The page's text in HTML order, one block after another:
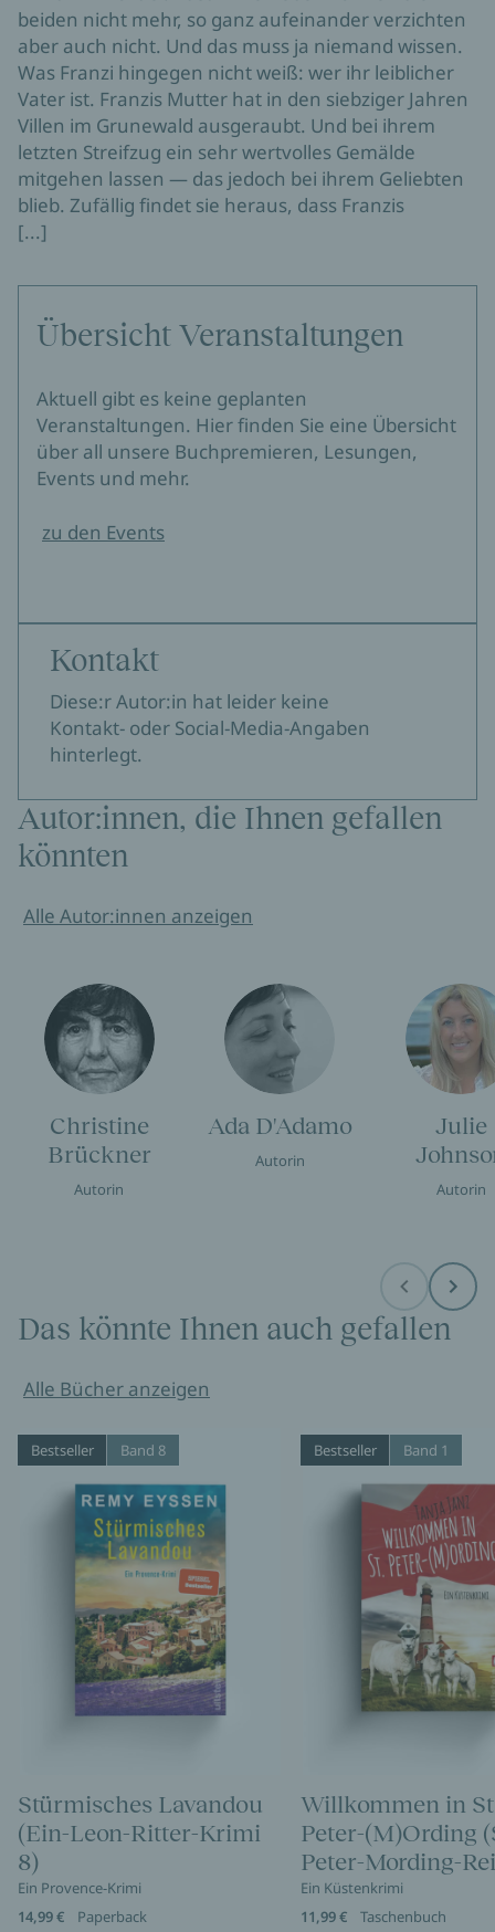
beiden nicht mehr, so ganz aufeinander verzichten
aber auch nicht. Und das muss ja niemand wissen.
Was Franzi hingegen nicht weiß: wer ihr leiblicher
Vater ist. Franzis Mutter hat in den siebziger Jahren
Villen im Grunewald ausgeraubt. Und bei ihrem
letzten Streifzug ein sehr wertvolles Gemälde
mitgehen lassen — das jedoch bei ihrem Geliebten
blieb. Zufällig findet sie heraus, dass Franzis
[...]
Übersicht Veranstaltungen
Aktuell gibt es keine geplanten
Veranstaltungen. Hier finden Sie eine Übersicht
über all unsere Buchpremieren, Lesungen,
Events und mehr.
zu den Events
Kontakt
Diese:r Autor:in hat leider keine
Kontakt- oder Social-Media-Angaben
hinterlegt.
Autor:innen, die Ihnen gefallen
könnten
Alle Autor:innen anzeigen
Christine
Brückner
Autorin
Ada D'Adamo
Autorin
Julie
Autorin
Before Next
Das könnte Ihnen auch gefallen
Alle Bücher anzeigen
Bestseller Band 8
Stürmisches Lavandou
(Ein-Leon-Ritter-Krimi
8)
Ein Provence-Krimi
14,99 €
Paperback
Bestseller Band 1
Willkommen in
Peter-(M)Ording
Peter-Mording-
Ein Küstenkrimi
11,99 €
Taschenbuch